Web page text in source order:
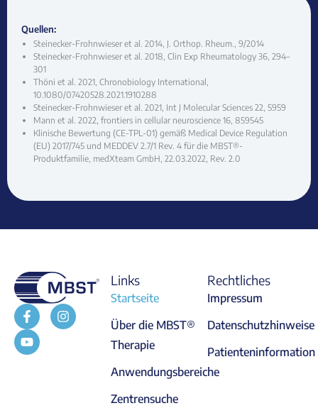
Quellen:
Steinecker-Frohnwieser et al. 2014, J. Orthop. Rheum., 9/2014
Steinecker-Frohnwieser et al. 2018, Clin Exp Rheumatology 36, 294–
301
Thöni et al. 2021, Chronobiology International,
10.1080/07420528.2021.1910288
Steinecker-Frohnwieser et al. 2021, Int J Molecular Sciences 22, 5959
Mann et al. 2022, frontiers in cellular neuroscience 16, 859545
Klinische Bewertung (CE-TPL-01) gemäß Medical Device Regulation
(EU) 2017/745 und MEDDEV 2.7/1 Rev. 4 für die MBST®-
Produktfamilie, medXteam GmbH, 22.03.2022, Rev. 2.0
Links
Startseite
Über die MBST®
Therapie
Anwendungsbereiche
Zentrensuche
Rechtliches
Impressum
Datenschutzhinweise
Patienteninformation